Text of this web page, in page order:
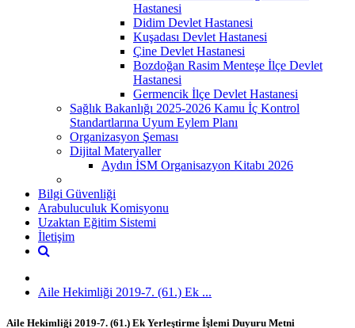
Hastanesi
Didim Devlet Hastanesi
Kuşadası Devlet Hastanesi
Çine Devlet Hastanesi
Bozdoğan Rasim Menteşe İlçe Devlet
Hastanesi
Germencik İlçe Devlet Hastanesi
Sağlık Bakanlığı 2025-2026 Kamu İç Kontrol
Standartlarına Uyum Eylem Planı
Organizasyon Şeması
Dijital Materyaller
Aydın İSM Organisazyon Kitabı 2026
Bilgi Güvenliği
Arabuluculuk Komisyonu
Uzaktan Eğitim Sistemi
İletişim
Aile Hekimliği 2019-7. (61.) Ek ...
Aile Hekimliği 2019-7. (61.) Ek Yerleştirme İşlemi Duyuru Metni